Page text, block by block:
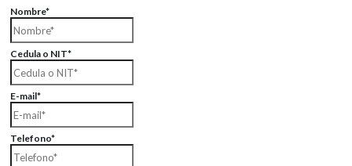
Nombre*
Cedula o NIT*
E-mail*
Telefono*